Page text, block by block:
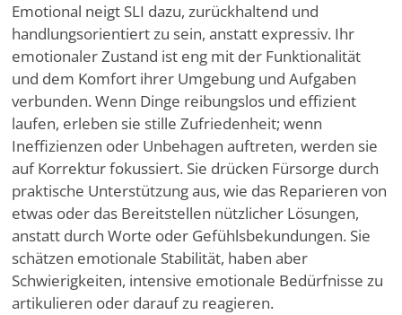
Emotional neigt SLI dazu, zurückhaltend und
handlungsorientiert zu sein, anstatt expressiv. Ihr
emotionaler Zustand ist eng mit der Funktionalität
und dem Komfort ihrer Umgebung und Aufgaben
verbunden. Wenn Dinge reibungslos und effizient
laufen, erleben sie stille Zufriedenheit; wenn
Ineffizienzen oder Unbehagen auftreten, werden sie
auf Korrektur fokussiert. Sie drücken Fürsorge durch
praktische Unterstützung aus, wie das Reparieren von
etwas oder das Bereitstellen nützlicher Lösungen,
anstatt durch Worte oder Gefühlsbekundungen. Sie
schätzen emotionale Stabilität, haben aber
Schwierigkeiten, intensive emotionale Bedürfnisse zu
artikulieren oder darauf zu reagieren.